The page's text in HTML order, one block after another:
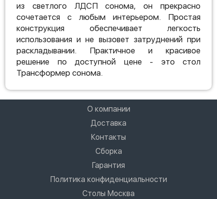
из светлого ЛДСП сонома, он прекрасно
сочетается с любым интерьером. Простая
конструкция обеспечивает легкость
использования и не вызовет затруднений при
раскладывании. Практичное и красивое
решение по доступной цене - это стол
Трансформер сонома.
О компании
Доставка
Контакты
Сборка
Гарантия
Политика конфиденциальности
Столы Москва